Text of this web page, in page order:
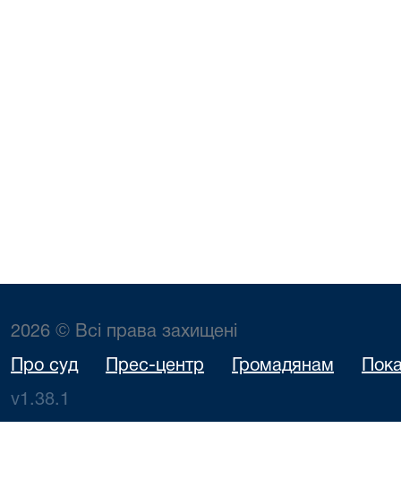
2026 © Всі права захищені
Про суд Прес-центр Громадянам
v1.38.1